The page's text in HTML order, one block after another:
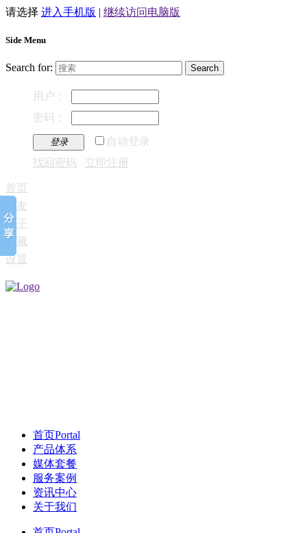
请选择 进入手机版 | 继续访问电脑版
Side Menu
Search for:
用户：
密码：
登录
自动登录
找回密码
立即注册
首页
好友
帖子
收藏
设置
首页Portal
产品体系
媒体套餐
服务案例
资讯中心
关于我们